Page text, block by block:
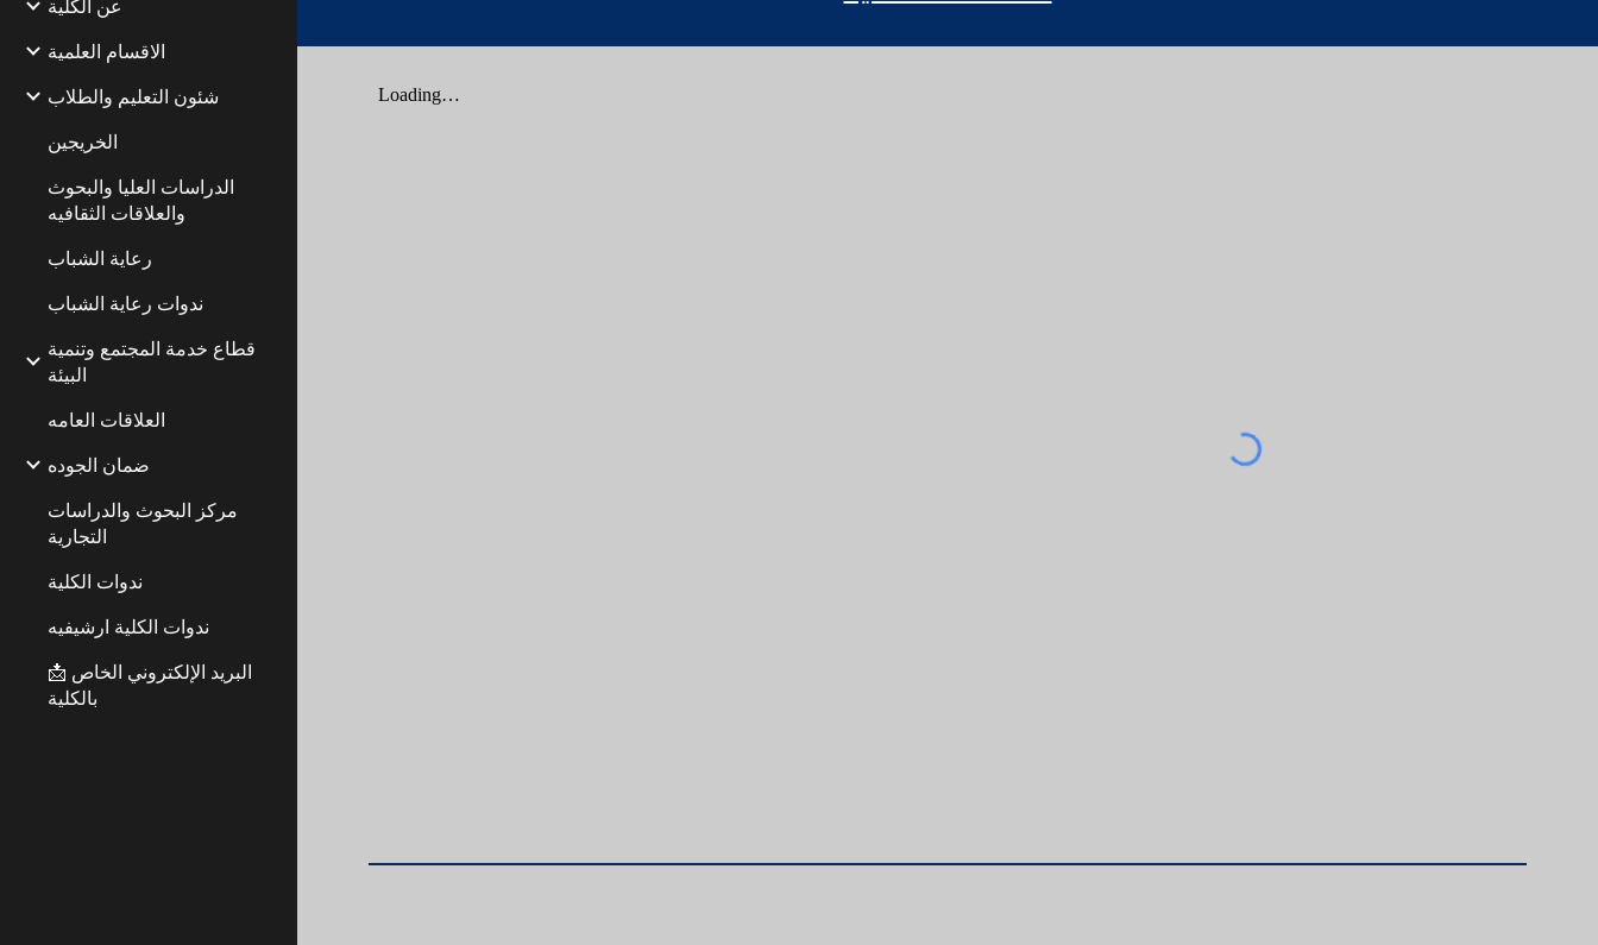
عن الكلية
الاقسام العلمية
شئون التعليم والطلاب
الخريجين
الدراسات العليا والبحوث
والعلاقات الثقافيه
رعاية الشباب
ندوات رعاية الشباب
قطاع خدمة المجتمع وتنمية
البيئة
العلاقات العامه
ضمان الجوده
مركز البحوث والدراسات
التجارية
ندوات الكلية
ندوات الكلية ارشيفيه
📩 البريد الإلكتروني الخاص
بالكلية